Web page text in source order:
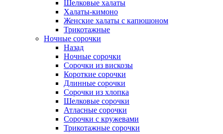
Шелковые халаты
Халаты-кимоно
Женские халаты с капюшоном
Трикотажные
Ночные сорочки
Назад
Ночные сорочки
Сорочки из вискозы
Короткие сорочки
Длинные сорочки
Сорочки из хлопка
Шелковые сорочки
Атласные сорочки
Сорочки с кружевами
Трикотажные сорочки